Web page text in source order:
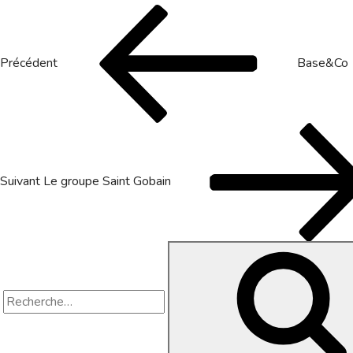
de
l’article
Précédent
Base&Co
Suivant Le groupe Saint Gobain
Recherche